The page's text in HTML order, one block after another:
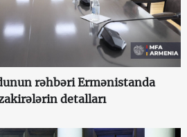
rəhbəri Ermənistanda
detalları